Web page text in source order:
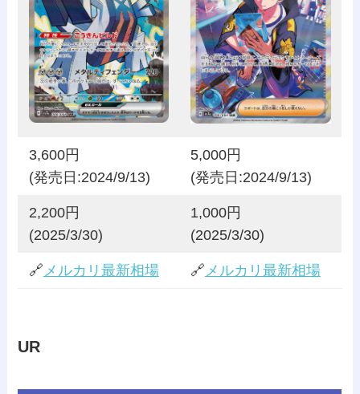
3,600円
(発売日:2024/9/13)
5,000円
(発売日:2024/9/13)
2,200円
(2025/3/30)
1,000円
(2025/3/30)
🔗 メルカリ最新相場 🔗 メルカリ最新相場
UR